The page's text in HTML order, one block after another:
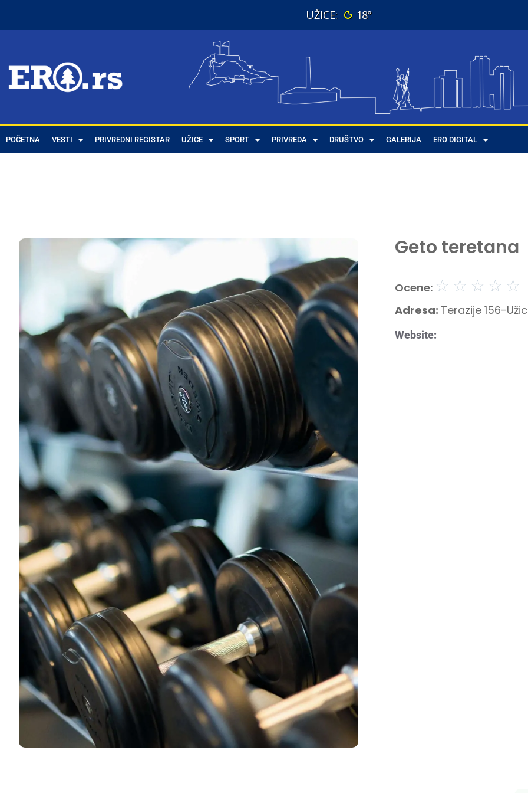
18°
POČETNA VESTI PRIVREDNI REGISTAR UŽICE SPORT PRIVREDA DRUŠTVO GALERIJA ERO DIGITAL
Geto teretana
Ocene: ☆ ☆ ☆ ☆ ☆
Adresa: Terazije 156-
Website: